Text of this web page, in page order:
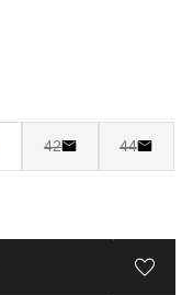
42 44